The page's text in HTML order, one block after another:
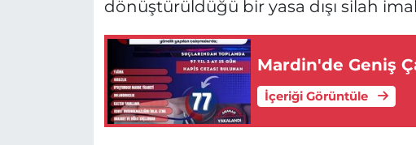
dönüştürüldüğü bir yasa dışı silah
Mardin'de Geniş
İçeriği Görüntüle